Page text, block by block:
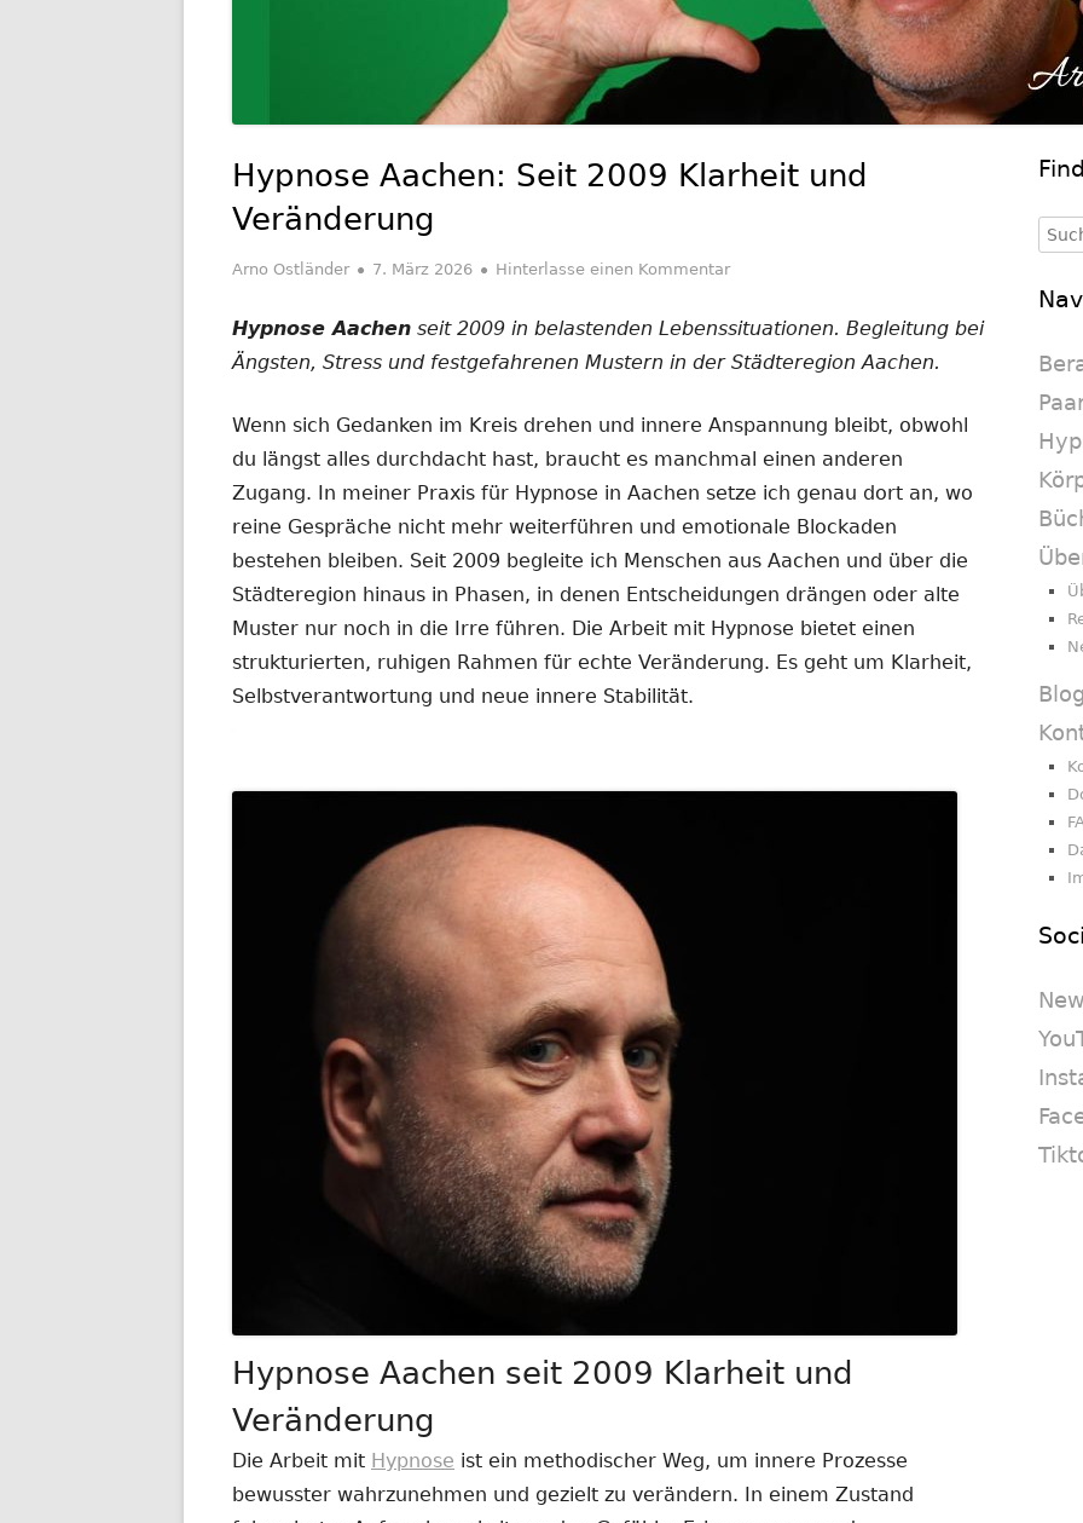
Hypnose Aachen: Seit 2009 Klarheit und
Veränderung
Autor
Arno Ostländer
Veröffentlicht
7. März 2026 Hinterlasse einen Kommentarzu Hypnose Aachen: Seit 2009 Klarheit und
Hypnose Aachen seit 2009 in belastenden Lebenssituationen. Begleitung bei
Ängsten, Stress und festgefahrenen Mustern in der Städteregion Aachen.
Wenn sich Gedanken im Kreis drehen und innere Anspannung bleibt, obwohl
du längst alles durchdacht hast, braucht es manchmal einen anderen
Zugang. In meiner Praxis für Hypnose in Aachen setze ich genau dort an, wo
reine Gespräche nicht mehr weiterführen und emotionale Blockaden
bestehen bleiben. Seit 2009 begleite ich Menschen aus Aachen und über die
Städteregion hinaus in Phasen, in denen Entscheidungen drängen oder alte
Muster nur noch in die Irre führen. Die Arbeit mit Hypnose bietet einen
strukturierten, ruhigen Rahmen für echte Veränderung. Es geht um Klarheit,
Selbstverantwortung und neue innere Stabilität.
Hypnose Aachen seit 2009 Klarheit und
Veränderung
Die Arbeit mit Hypnose ist ein methodischer Weg, um innere Prozesse
bewusster wahrzunehmen und gezielt zu verändern. In einem Zustand
Blog